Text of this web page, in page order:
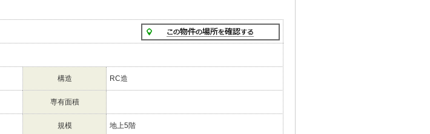
構造 RC造
専有面積
規模 地上5階